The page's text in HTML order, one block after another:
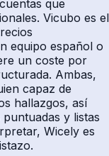
que
Vicubo es el
equipo español o
un coste por
Ambas,
capaz de
hallazgos, así
y listas
Wicely es